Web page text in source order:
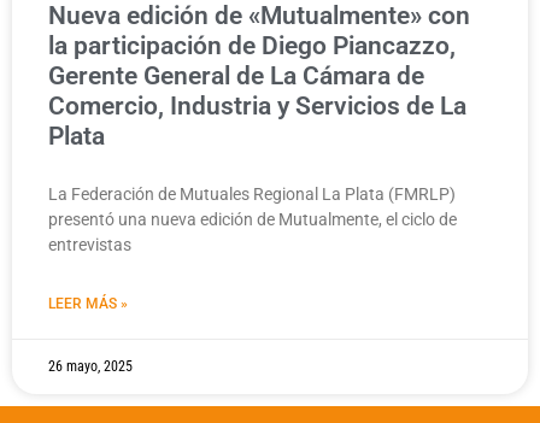
Nueva edición de «Mutualmente» con
la participación de Diego Piancazzo,
Gerente General de La Cámara de
Comercio, Industria y Servicios de La
Plata
La Federación de Mutuales Regional La Plata (FMRLP)
presentó una nueva edición de Mutualmente, el ciclo de
entrevistas
LEER MÁS »
26 mayo, 2025